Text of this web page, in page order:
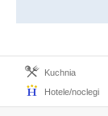
Kuchnia
Hotele/noclegi